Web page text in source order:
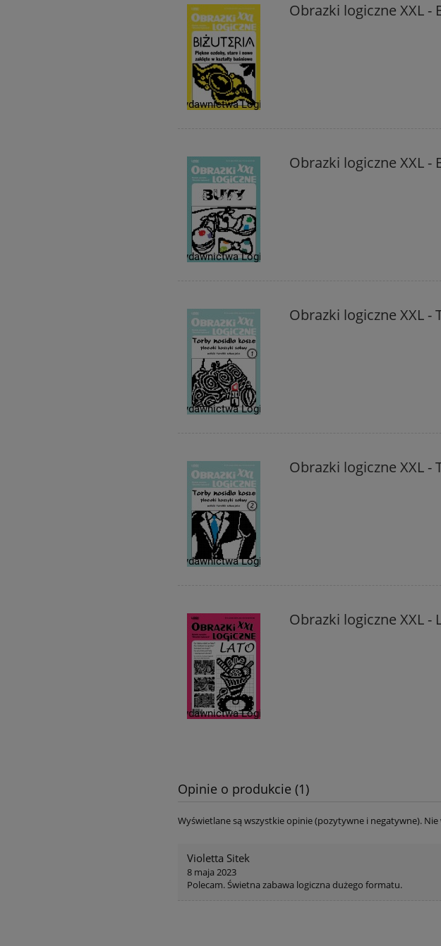
Obrazki logiczne XXL -
Obrazki logiczne XXL -
Obrazki logiczne XXL -
Obrazki logiczne XXL -
Obrazki logiczne XXL -
Opinie o produkcie (1)
Wyświetlane są wszystkie opinie (pozytywne i negatywne).
Violetta Sitek
8 maja 2023
Polecam. Świetna zabawa logiczna dużego formatu.